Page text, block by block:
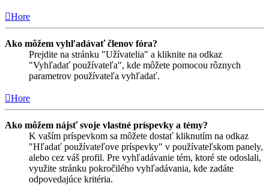
Hore
Ako môžem vyhľadávať členov fóra?
Prejdite na stránku "Užívatelia" a kliknite na odkaz
"Vyhľadať používateľa", kde môžete pomocou rôznych
parametrov používateľa vyhľadať.
Hore
Ako môžem nájsť svoje vlastné príspevky a témy?
K vaším príspevkom sa môžete dostať kliknutím na odkaz
"Hľadať používateľove príspevky" v používateľskom panely,
alebo cez váš profil. Pre vyhľadávanie tém, ktoré ste odoslali,
využite stránku pokročilého vyhľadávania, kde zadáte
odpovedajúce kritéria.